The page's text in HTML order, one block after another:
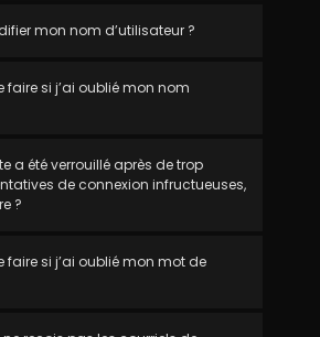
mon nom d’utilisateur ?
faire si j’ai oublié mon nom
a été verrouillé après de trop
de connexion infructueuses,
?
faire si j’ai oublié mon mot de